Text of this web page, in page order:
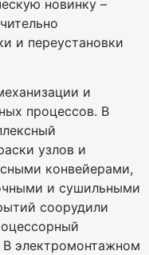
новинку –
и переустановки
и
процессов. В
узлов и
конвейерами,
и сушильными
соорудили
В электромонтажном